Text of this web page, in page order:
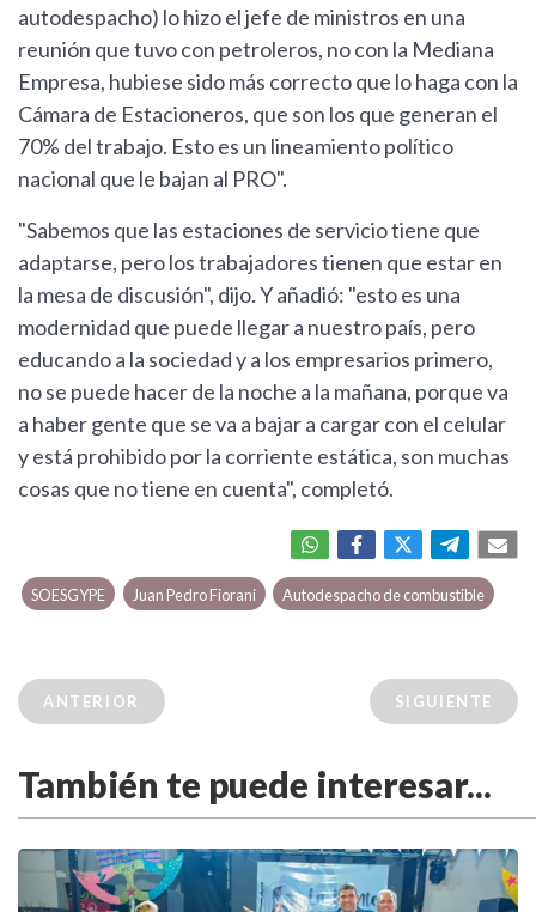
autodespacho) lo hizo el jefe de ministros en una
reunión que tuvo con petroleros, no con la Mediana
Empresa, hubiese sido más correcto que lo haga con la
Cámara de Estacioneros, que son los que generan el
70% del trabajo. Esto es un lineamiento político
nacional que le bajan al PRO".
"Sabemos que las estaciones de servicio tiene que
adaptarse, pero los trabajadores tienen que estar en
la mesa de discusión", dijo. Y añadió: "esto es una
modernidad que puede llegar a nuestro país, pero
educando a la sociedad y a los empresarios primero,
no se puede hacer de la noche a la mañana, porque va
a haber gente que se va a bajar a cargar con el celular
y está prohibido por la corriente estática, son muchas
cosas que no tiene en cuenta", completó.
SOESGYPE Juan Pedro Fiorani Autodespacho de combustible
ANTERIOR SIGUIENTE
También te puede interesar...